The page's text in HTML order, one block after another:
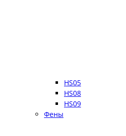
HS05
HS08
HS09
Фены